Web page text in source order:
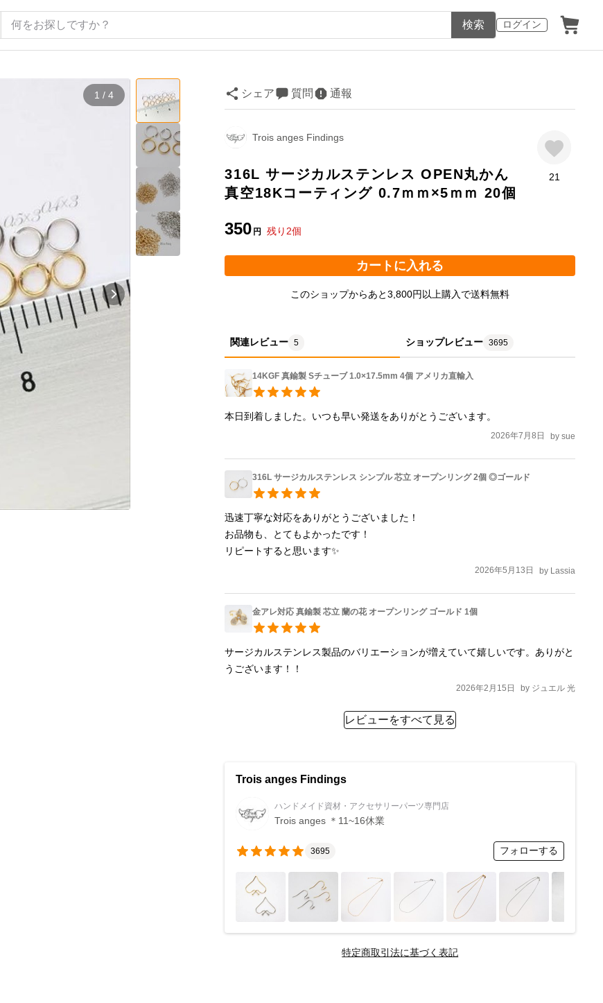
ログイン
検索
1 / 4 シェア 質問 通報
Trois anges Findings
316L サージカルステンレス OPEN丸かん
真空18Kコーティング 0.7ｍｍ×5ｍｍ 20個
350 円 残り 2個
21
カートに入れる
このショップからあと3,800円以上購入で送料無料
関連レビュー 5 ショップレビュー 3695
14KGF 真鍮製 Sチューブ 1.0×17.5mm 4個 アメリカ直輸入
本日到着しました。いつも早い発送をありがとうございます。
2026年7月8日 by sue
316L サージカルステンレス シンプル 芯立 オープンリング 2個 ◎ゴールド
迅速丁寧な対応をありがとうございました！
お品物も、とてもよかったです！
リピートすると思います✨
2026年5月13日 by Lassia
金アレ対応 真鍮製 芯立 蘭の花 オープンリング ゴールド 1個
サージカルステンレス製品のバリエーションが増えていて嬉しいです。ありがと
うございます！！
2026年2月15日 by ジュエル 光
レビューをすべて見る
Trois anges Findings
ハンドメイド資材・アクセサリーパーツ専門店
Trois anges ＊11~16休業
3695 フォローする
特定商取引法に基づく表記